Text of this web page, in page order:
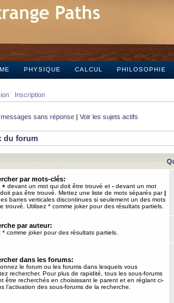
PHYSIQUE CALCUL PHILOSOPHIE
Inscription
messages sans réponse | Voir les sujets actifs
du forum
par mots-clés:
+ devant un mot qui doit être trouvé et - devant un mot
pas être trouvé. Mettez une liste de mots séparés par|
barres verticales discontinues si seulement un des mots
trouvé. Utilisez * comme joker pour des résultats partiels.
par auteur:
* comme joker pour des résultats partiels.
dans les forums:
le forum ou les forums dans lesquels vous
rechercher. Pour plus de rapidité, tous les sous-forums
être recherchés en choisissant le parent et en réglant ci-
l’activation des sous-forums de la recherche.